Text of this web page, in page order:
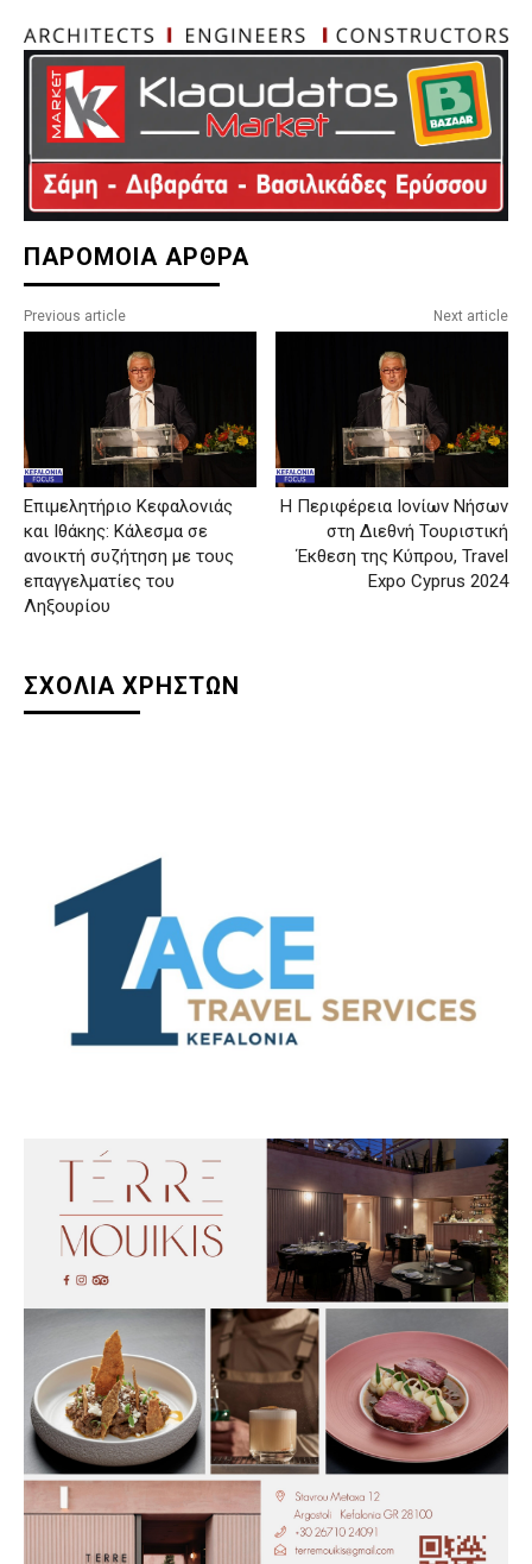
ΠΑΡΟΜΟΙΑ ΑΡΘΡΑ
Previous article
Επιμελητήριο Κεφαλονιάς
και Ιθάκης: Κάλεσμα σε
ανοικτή συζήτηση με τους
επαγγελματίες του
Ληξουρίου
Next article
Η Περιφέρεια Ιονίων Νήσων
στη Διεθνή Τουριστική
Έκθεση της Κύπρου, Travel
Expo Cyprus 2024
ΣΧΟΛΙΑ ΧΡΗΣΤΩΝ